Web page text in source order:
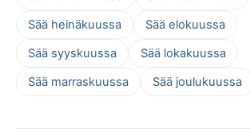
Sää heinäkuussa
Sää elokuussa
Sää syyskuussa
Sää lokakuussa
Sää marraskuussa
Sää joulukuussa